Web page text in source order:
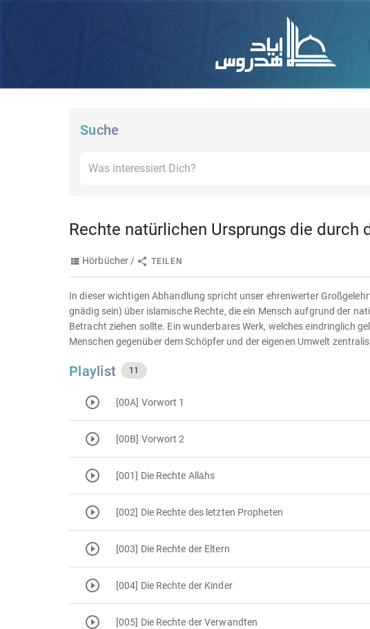
Suche
Rechte natürlichen Ursprungs die durch
Hörbücher / TEILEN
In dieser wichtigen Abhandlung spricht unser ehrenwerter
gnädig sein) über islamische Rechte, die ein Mensch aufgrund der
Betracht ziehen sollte. Ein wunderbares Werk, welches eindringlich
Menschen gegenüber dem Schöpfer und der eigenen Umwelt
Playlist 11
[00A] Vorwort 1
[00B] Vorwort 2
[001] Die Rechte Allāhs
[002] Die Rechte des letzten Propheten
[003] Die Rechte der Eltern
[004] Die Rechte der Kinder
[005] Die Rechte der Verwandten